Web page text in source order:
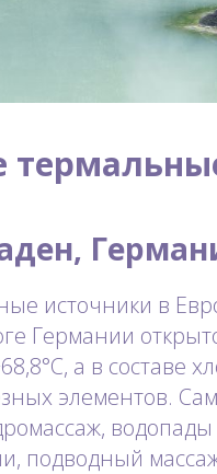
источники в
Германии
а в
элементов.
подводный